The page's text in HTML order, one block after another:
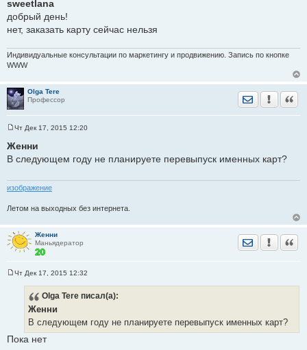
о
б
е
и
е
sweetlana
добрый день!
нет, заказать карту сейчас нельзя
Индивидуальные консультации по маркетингу и продвижению. Запись по кнопке
WWW
Olga Tere
Профессор
Отправить
о
о
б
н
и
Чт Дек 17, 2015 12:20
Женни
В следующем году не планируете перевыпуск именных карт?
изображение
Летом на выходных без интернета.
Женни
Маньядератор
Отправить
и
е
Чт Дек 17, 2015 12:32
Olga Tere писал(а):
Женни
В следующем году не планируете перевыпуск именных карт?
Пока нет